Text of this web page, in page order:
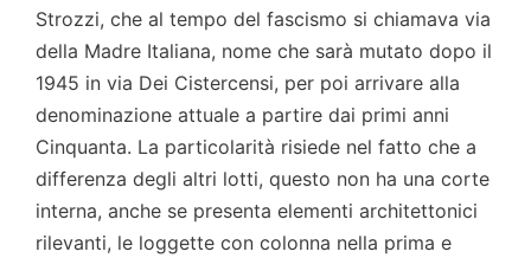
Strozzi, che al tempo del fascismo si chiamava via
della Madre Italiana, nome che sarà mutato dopo il
1945 in via Dei Cistercensi, per poi arrivare alla
denominazione attuale a partire dai primi anni
Cinquanta. La particolarità risiede nel fatto che a
differenza degli altri lotti, questo non ha una corte
interna, anche se presenta elementi architettonici
rilevanti, le loggette con colonna nella prima e